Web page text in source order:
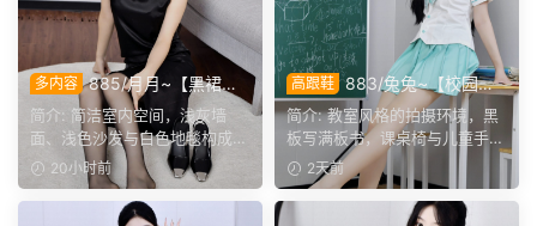
多内容 885/月月~【黑裙履
影】黑裙黑薄袜衬高跟，穿脱
鞋袜与瑜伽剧情完整呈现。
简介: 简洁室内空间，浅灰墙
面、浅色沙发与白色地毯构成干
净背景，地面预留充足活...
20小时前
高跟鞋 883/兔兔~【校园清
欢】黑板课桌椅为伴，水手服
演绎烂漫青春光景。
简介: 教室风格的拍摄环境，黑
板写满板书，课桌椅与儿童手绘
作品烘托校园氛围。兔...
2天前